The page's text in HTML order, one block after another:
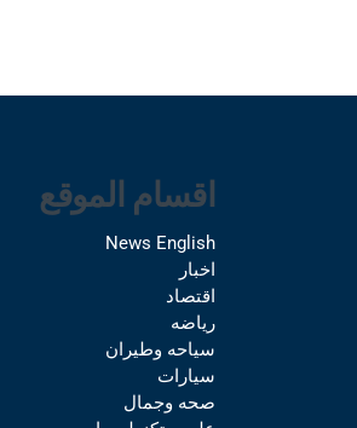
اقسام الموقع
News English
اخبار
اقتصاد
رياضه
سياحه وطيران
سيارات
صحه وجمال